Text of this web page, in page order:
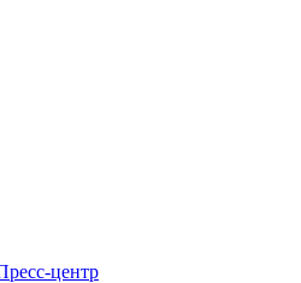
центр